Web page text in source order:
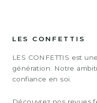
LES CONFETTIS
LES CONFETTIS est
génération. Notre
confiance en soi.